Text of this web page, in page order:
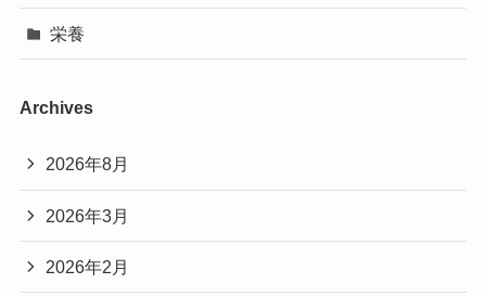
栄養
Archives
2026年8月
2026年3月
2026年2月